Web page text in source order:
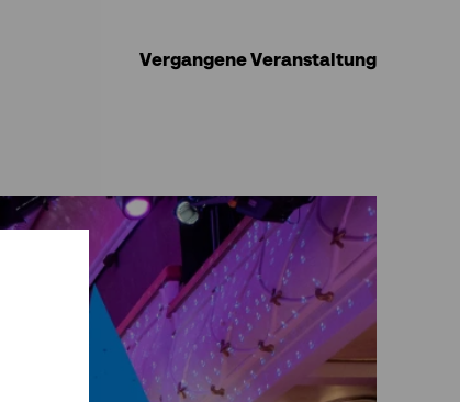
Vergangene Veranstaltung